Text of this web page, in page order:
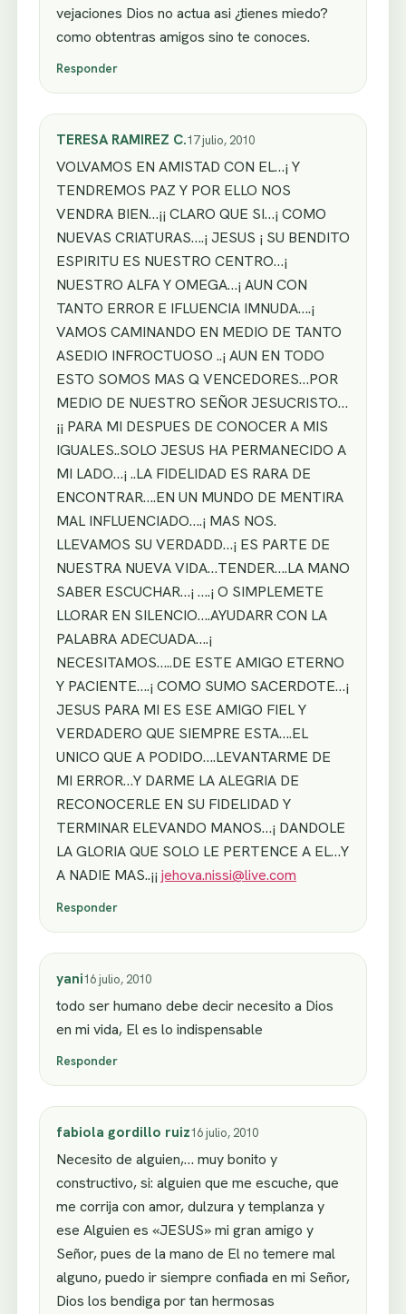
vejaciones Dios no actua asi ¿tienes miedo?
como obtentras amigos sino te conoces.
Responder
TERESA RAMIREZ C.17 julio, 2010
VOLVAMOS EN AMISTAD CON EL…¡ Y
TENDREMOS PAZ Y POR ELLO NOS
VENDRA BIEN…¡¡ CLARO QUE SI…¡ COMO
NUEVAS CRIATURAS….¡ JESUS ¡ SU BENDITO
ESPIRITU ES NUESTRO CENTRO…¡
NUESTRO ALFA Y OMEGA…¡ AUN CON
TANTO ERROR E IFLUENCIA IMNUDA….¡
VAMOS CAMINANDO EN MEDIO DE TANTO
ASEDIO INFROCTUOSO ..¡ AUN EN TODO
ESTO SOMOS MAS Q VENCEDORES…POR
MEDIO DE NUESTRO SEÑOR JESUCRISTO…
¡¡ PARA MI DESPUES DE CONOCER A MIS
IGUALES..SOLO JESUS HA PERMANECIDO A
MI LADO…¡ ..LA FIDELIDAD ES RARA DE
ENCONTRAR….EN UN MUNDO DE MENTIRA
MAL INFLUENCIADO….¡ MAS NOS.
LLEVAMOS SU VERDADD…¡ ES PARTE DE
NUESTRA NUEVA VIDA…TENDER….LA MANO
SABER ESCUCHAR…¡ ….¡ O SIMPLEMETE
LLORAR EN SILENCIO….AYUDARR CON LA
PALABRA ADECUADA….¡
NECESITAMOS…..DE ESTE AMIGO ETERNO
Y PACIENTE….¡ COMO SUMO SACERDOTE…¡
JESUS PARA MI ES ESE AMIGO FIEL Y
VERDADERO QUE SIEMPRE ESTA….EL
UNICO QUE A PODIDO….LEVANTARME DE
MI ERROR…Y DARME LA ALEGRIA DE
RECONOCERLE EN SU FIDELIDAD Y
TERMINAR ELEVANDO MANOS…¡ DANDOLE
LA GLORIA QUE SOLO LE PERTENCE A EL…Y
A NADIE MAS..¡¡ jehova.nissi@live.com
Responder
yani16 julio, 2010
todo ser humano debe decir necesito a Dios
en mi vida, El es lo indispensable
Responder
fabiola gordillo ruiz16 julio, 2010
Necesito de alguien,… muy bonito y
constructivo, si: alguien que me escuche, que
me corrija con amor, dulzura y templanza y
ese Alguien es «JESUS» mi gran amigo y
Señor, pues de la mano de El no temere mal
alguno, puedo ir siempre confiada en mi Señor,
Dios los bendiga por tan hermosas